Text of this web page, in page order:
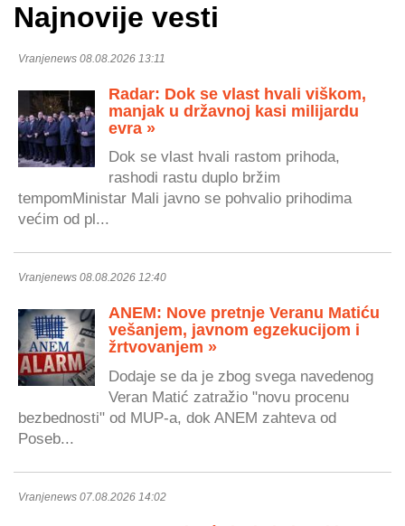
Najnovije vesti
Vranjenews 08.08.2026 13:11
Radar: Dok se vlast hvali viškom,
manjak u državnoj kasi milijardu
evra »
Dok se vlast hvali rastom prihoda,
rashodi rastu duplo bržim
tempomMinistar Mali javno se pohvalio prihodima
većim od pl...
Vranjenews 08.08.2026 12:40
ANEM: Nove pretnje Veranu Matiću
vešanjem, javnom egzekucijom i
žrtvovanjem »
Dodaje se da je zbog svega navedenog
Veran Matić zatražio "novu procenu
bezbednosti" od MUP-a, dok ANEM zahteva od
Poseb...
Vranjenews 07.08.2026 14:02